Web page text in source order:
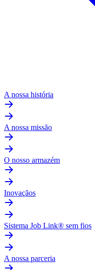
A nossa história
A nossa missão
O nosso armazém
Inovaçãos
Sistema Job Link® sem fios
A nossa parceria